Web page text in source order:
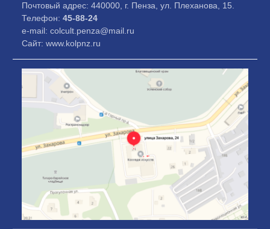
Почтовый адрес: 440000, г. Пенза, ул. Плеханова, 15.
Телефон:45-88-24
e-mail: colcult.penza@mail.ru
Сайт: www.kolpnz.ru